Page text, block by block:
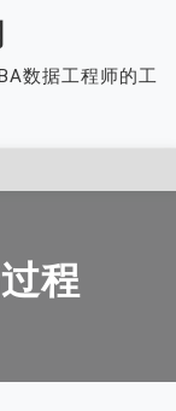
数据工程师的工
程